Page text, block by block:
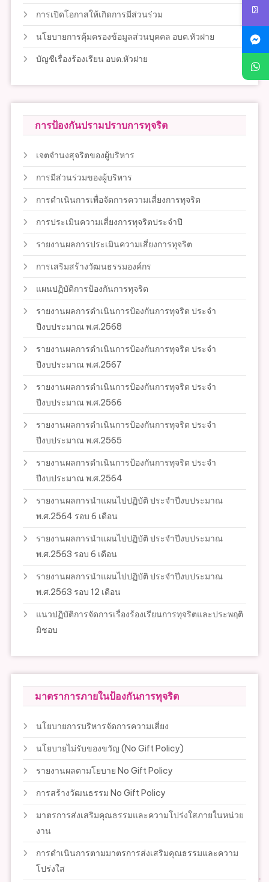
การเปิดโอกาสให้เกิดการมีส่วนร่วม
นโยบายการคุ้มครองข้อมูลส่วนบุคคล อบต.หัวฝาย
บัญชีเรื่องร้องเรียน อบต.หัวฝาย
การป้องกันปรามปราบการทุจริต
เจตจำนงสุจริตของผู้บริหาร
การมีส่วนร่วมของผู้บริหาร
การดำเนินการเพื่อจัดการความเสี่ยงการทุจริต
การประเมินความเสี่ยงการทุจริตประจำปี
รายงานผลการประเมินความเสี่ยงการทุจริต
การเสริมสร้างวัฒนธรรมองค์กร
แผนปฏิบัติการป้องกันการทุจริต
รายงานผลการดำเนินการป้องกันการทุจริต ประจำ
ปีงบประมาณ พ.ศ.2568
รายงานผลการดำเนินการป้องกันการทุจริต ประจำ
ปีงบประมาณ พ.ศ.2567
รายงานผลการดำเนินการป้องกันการทุจริต ประจำ
ปีงบประมาณ พ.ศ.2566
รายงานผลการดำเนินการป้องกันการทุจริต ประจำ
ปีงบประมาณ พ.ศ.2565
รายงานผลการดำเนินการป้องกันการทุจริต ประจำ
ปีงบประมาณ พ.ศ.2564
รายงานผลการนำแผนไปปฏิบัติ ประจำปีงบประมาณ
พ.ศ.2564 รอบ 6 เดือน
รายงานผลการนำแผนไปปฏิบัติ ประจำปีงบประมาณ
พ.ศ.2563 รอบ 6 เดือน
รายงานผลการนำแผนไปปฏิบัติ ประจำปีงบประมาณ
พ.ศ.2563 รอบ 12 เดือน
แนวปฏิบัติการจัดการเรื่องร้องเรียนการทุจริตและประพฤติ
มิชอบ
มาตราการภายในป้องกันการทุจริต
นโยบายการบริหารจัดการความเสี่ยง
นโยบายไม่รับของขวัญ (No Gift Policy)
รายงานผลตามโยบาย No Gift Policy
การสร้างวัฒนธรรม No Gift Policy
มาตรการส่งเสริมคุณธรรมและความโปร่งใสภายในหน่วย
งาน
การดำเนินการตามมาตรการส่งเสริมคุณธรรมและความ
โปร่งใส